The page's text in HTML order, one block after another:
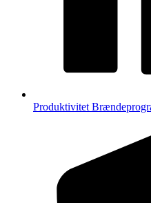
Produktivitet